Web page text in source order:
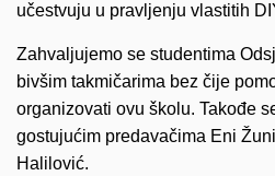
učestvuju u pravljenju vlastitih
Zahvaljujemo se studentima
bivšim takmičarima bez čije
organizovati ovu školu. Takođe
gostujućim predavačima Eni
Halilović.